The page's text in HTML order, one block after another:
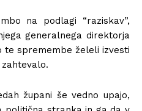
na podlagi “raziskav”,
generalnega direktorja
spremembe želeli izvesti
​​župani še vedno upajo,